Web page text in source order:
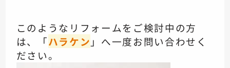
このようなリフォームをご検討中の方
は、「ハラケン 」へ一度お問い合わせく
ださい。